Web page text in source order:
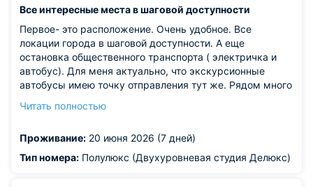
Все интересные места в шаговой доступности
Первое- это расположение. Очень удобное. Все
локации города в шаговой доступности. А еще
остановка общественного транспорта ( электричка и
автобус). Для меня актуально, что экскурсионные
автобусы имею точку отправления тут же. Рядом много
адекватными ценами.
номера. Я жила в двухуровневом, где кровать
находиться на антресолях. Классная задумка,
Читать полностью
Проживание: 20 июня 2026 (7 дней)
Тип номера: Полулюкс (Двухуровневая студия Делюкс)